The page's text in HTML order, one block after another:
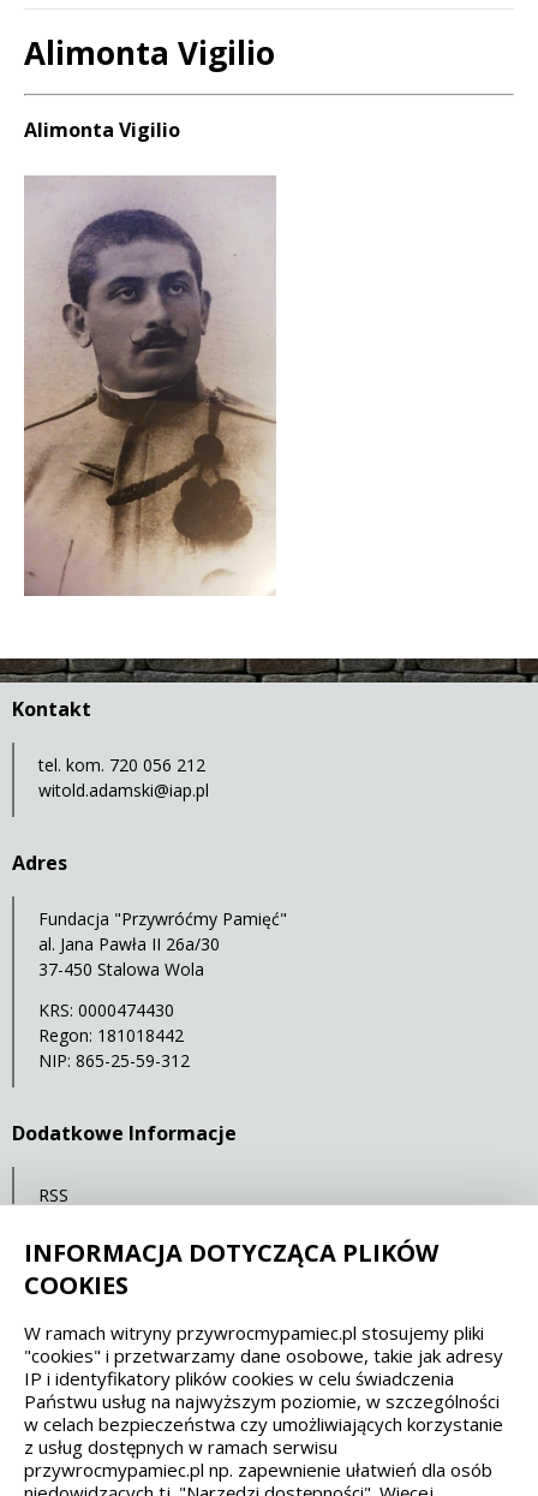
Alimonta Vigilio
Alimonta Vigilio
Kontakt
tel. kom. 720 056 212
witold.adamski@iap.pl
Adres
Fundacja "Przywróćmy Pamięć"
al. Jana Pawła II 26a/30
37-450 Stalowa Wola
KRS: 0000474430
Regon: 181018442
NIP: 865-25-59-312
Dodatkowe Informacje
RSS
Statystyki oglądalności
Spełniamy standardy dostępności oraz W3C
WCAG 2.1 SECTION 508 EAA/EN 301549
IS 5568
INFORMACJA DOTYCZĄCA PLIKÓW
COOKIES
W ramach witryny przywrocmypamiec.pl stosujemy pliki
"cookies" i przetwarzamy dane osobowe, takie jak adresy
IP i identyfikatory plików cookies w celu świadczenia
Państwu usług na najwyższym poziomie, w szczególności
w celach bezpieczeństwa czy umożliwiających korzystanie
z usług dostępnych w ramach serwisu
przywrocmypamiec.pl np. zapewnienie ułatwień dla osób